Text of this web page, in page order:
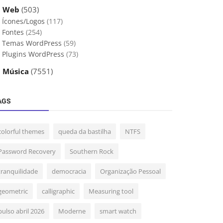
Web (503)
Ícones/Logos (117)
Fontes (254)
Temas WordPress (59)
Plugins WordPress (73)
Música (7551)
themes queda da bastilha NTFS
Recovery Southern Rock
democracia Organização Pessoal
calligraphic Measuring tool
abril 2026 Moderne smart watch